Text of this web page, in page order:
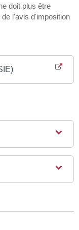
doit plus être
l'avis d'imposition